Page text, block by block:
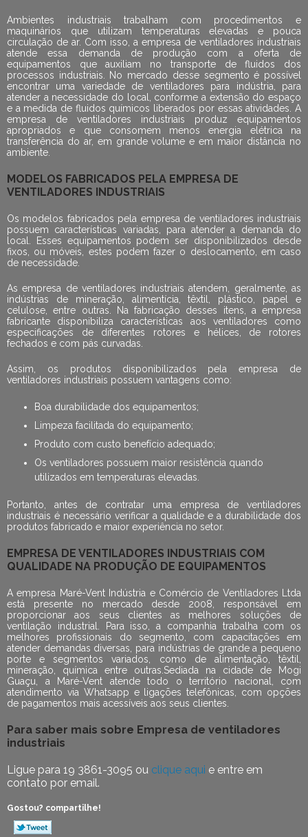
Ambientes industriais trabalham com procedimentos e
maquinários que utilizam temperaturas elevadas e pouca
circulação de ar. Com isso, a empresa de ventiladores industriais
atende essa demanda de produção com a oferta de
equipamentos que auxiliam no transporte de fluidos dos
processos industriais. No mercado desse segmento é possível
encontrar uma variedade de ventiladores para indústria, para
atender a necessidade do local, conforme a extensão do espaço
e a medida de fluidos químicos liberados por essas atividades. A
empresa de ventiladores industriais produz equipamentos
apropriados e que consomem menos energia elétrica na
transferência do ar, em grande volume e em maior distância no
ambiente.
MODELOS FABRICADOS PELA EMPRESA DE
VENTILADORES INDUSTRIAIS
Os modelos fabricados pela empresa de ventiladores industriais
possuem características variadas, para atender a demanda do
local. Esses equipamentos podem ser disponibilizados desde
fixos, ou móveis, estes podem fazer o deslocamento, em caso
de necessidade.
Asempresa de ventiladores industriais atendem, geralmente, as
indústrias de mineração, alimentícia, têxtil, plástico, papel e
celulose, entre outras. Na fabricação desses itens, a empresa
fabricante disponibiliza características aos ventiladores como
especificações de diferentes rotores e hélices, de rotores
fechados e com pás curvadas.
Assim, os produtos disponibilizados pelaempresa de
ventiladores industriais possuem vantagens como:
Boa durabilidade dos equipamentos;
Limpeza facilitada do equipamento;
Produto com custo benefício adequado;
Os ventiladores possuem maior resistência quando
utilizados em temperaturas elevadas.
Portanto, antes de contratar uma empresa de ventiladores
industriais é necessário verificar a qualidade e a durabilidade dos
produtos fabricado e maior experiência no setor.
EMPRESA DE VENTILADORES INDUSTRIAIS COM
QUALIDADE NA PRODUÇÃO DE EQUIPAMENTOS
A empresa Maré-Vent Indústria e Comércio de Ventiladores Ltda
está presente no mercado desde 2008, responsável em
proporcionar aos seus clientes as melhores soluções de
ventilação industrial. Para isso, a companhia trabalha com os
melhores profissionais do segmento, com capacitações em
atender demandas diversas, para indústrias de grande a pequeno
porte e segmentos variados, como de alimentação, têxtil,
mineração, química entre outras.Sediada na cidade de Mogi
Guaçu, a Maré-Vent atende todo o território nacional, com
atendimento via Whatsapp e ligações telefônicas, com opções
de pagamentos mais acessíveis aos seus clientes.
Para saber mais sobre Empresa de ventiladores
industriais
Ligue para 19 3861-3095 ou clique aqui e entre em
contato por email.
Gostou? compartilhe!